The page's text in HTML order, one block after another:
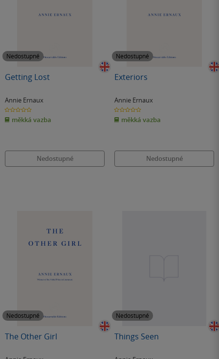
Nedostupné
Getting Lost
Annie Ernaux
0.0
z
5
hvězdiček
měkká vazba
Nedostupné
Nedostupné
Exteriors
Annie Ernaux
0.0
z
5
hvězdiček
měkká vazba
Nedostupné
Nedostupné
The Other Girl
Nedostupné
Things Seen